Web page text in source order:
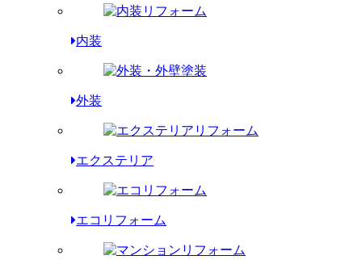
内装
外装
エクステリア
エコリフォーム